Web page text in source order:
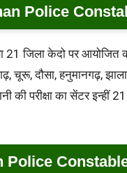
Police
21 जिला केदो पर आयोजित
चूरू, दौसा, हनुमानगढ़,
की परीक्षा का सेंटर इन्हीं
Police